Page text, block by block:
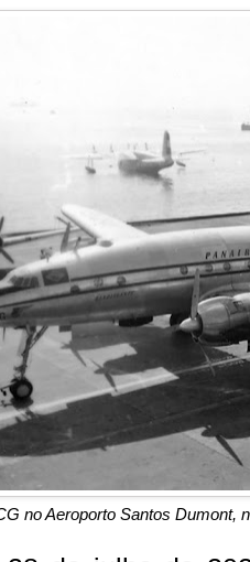
no Aeroporto Santos Dumont,